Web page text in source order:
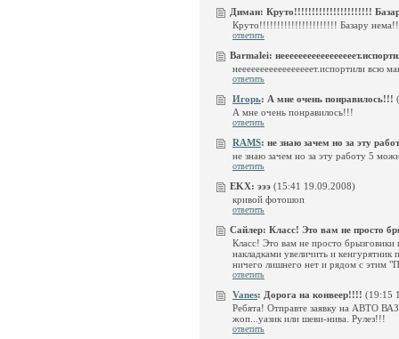
Диман: Круто!!!!!!!!!!!!!!!!!!!!!!
Круто!!!!!!!!!!!!!!!!!!!!!! Базару
ответить
Barmalei:
нееееееееееееееееет.испортили всю
ответить
Игорь: А мне очень понравилось!!!
А мне очень понравилось!!!
ответить
RAMS: не знаю зачем но за эту
не знаю зачем но за эту работу 5
ответить
EKX: эээ (15:41 19.09.2008)
кривой фотошоп
ответить
Сайлер: Класс! Это вам не просто
Класс! Это вам не просто брызговики
накладками увеличить и
ничего лишнего нет и рядом с этим
ответить
Vanes: Дорога на конвеер!!!! (19:15
Ребята! Отправте заявку на АВТО
жоп...уазик или шеви-нива. Рулез!!!
ответить